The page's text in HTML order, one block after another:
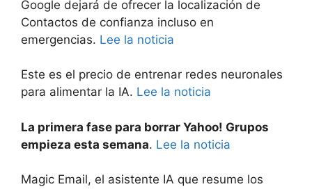
Google dejará de ofrecer la localización de
Contactos de confianza incluso en
emergencias. Lee la noticia
Este es el precio de entrenar redes neuronales
para alimentar la IA. Lee la noticia
La primera fase para borrar Yahoo! Grupos
empieza esta semana. Lee la noticia
Magic Email, el asistente IA que resume los